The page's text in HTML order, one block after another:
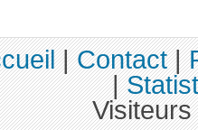
|Contact|
|